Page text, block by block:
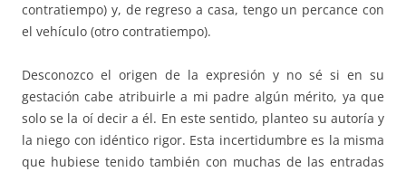
contratiempo) y, de regreso a casa, tengo un percance con
el vehículo (otro contratiempo).
Desconozco el origen de la expresión y no sé si en su
gestación cabe atribuirle a mi padre algún mérito, ya que
solo se la oí decir a él. En este sentido, planteo su autoría y
la niego con idéntico rigor. Esta incertidumbre es la misma
que hubiese tenido también con muchas de las entradas